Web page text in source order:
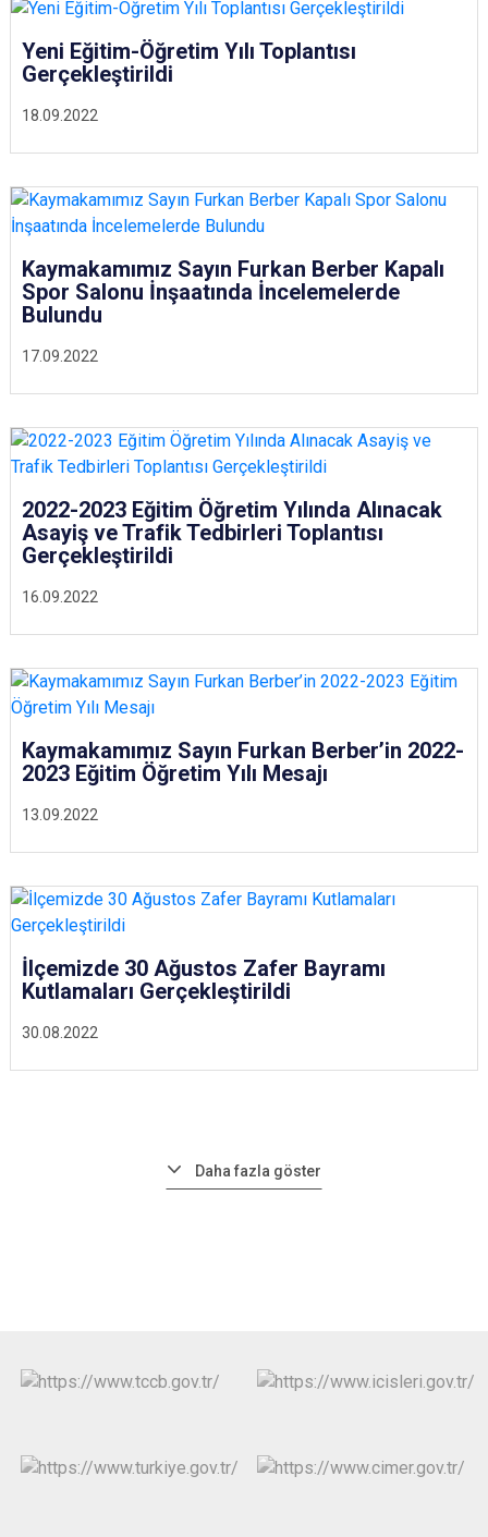
18.09.2022
Yeni Eğitim-Öğretim Yılı Toplantısı
Gerçekleştirildi
17.09.2022
Kaymakamımız Sayın Furkan Berber Kapalı
Spor Salonu İnşaatında İncelemelerde
Bulundu
16.09.2022
2022-2023 Eğitim Öğretim Yılında Alınacak
Asayiş ve Trafik Tedbirleri Toplantısı
Gerçekleştirildi
13.09.2022
Kaymakamımız Sayın Furkan Berber’in 2022-
2023 Eğitim Öğretim Yılı Mesajı
30.08.2022
İlçemizde 30 Ağustos Zafer Bayramı
Kutlamaları Gerçekleştirildi
Daha fazla göster